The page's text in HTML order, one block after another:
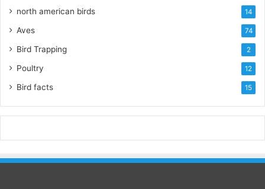
north american birds 14
Aves 74
Bird Trapping 2
Poultry 12
Bird facts 15